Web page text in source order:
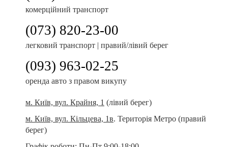
Орендуйте BMW 740i уKTrans Rental
преміальний автомобіль може бути доступним без зайвих
турбот.
комерційний транспорт
(073) 820-23-00
легковий транспорт | правий/лівий берег
(093) 963-02-25
оренда авто з правом викупу
м. Київ, вул. Крайня, 1 (лівий берег)
м. Київ, вул. Кільцева, 1в. Територія Метро (правий
берег)